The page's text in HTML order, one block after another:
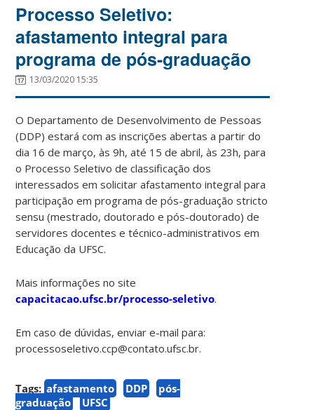
Processo Seletivo:
afastamento integral para
programa de pós-graduação
13/03/2020 15:35
O Departamento de Desenvolvimento de Pessoas
(DDP) estará com as inscrições abertas a partir do
dia 16 de março, às 9h, até 15 de abril, às 23h, para
o Processo Seletivo de classificação dos
interessados em solicitar afastamento integral para
participação em programa de pós-graduação stricto
sensu (mestrado, doutorado e pós-doutorado) de
servidores docentes e técnico-administrativos em
Educação da UFSC.
Mais informações no site
capacitacao.ufsc.br/processo-seletivo.
Em caso de dúvidas, enviar e-mail para:
processoseletivo.ccp@contato.ufsc.br.
Tags: afastamento DDP
pós-
graduação
UFSC